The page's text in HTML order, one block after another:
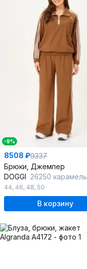
-9%
8508 ₽9337
Брюки, Джемпер
DOGGI 26250 карамель
44, 46, 48, 50
В корзину